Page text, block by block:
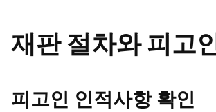
재판 절차와 피고
피고인 인적사항 확인